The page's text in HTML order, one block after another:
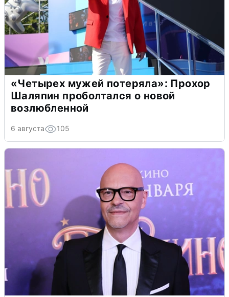
«Четырех мужей потеряла»: Прохор
Шаляпин проболтался о новой
возлюбленной
6 августа 105